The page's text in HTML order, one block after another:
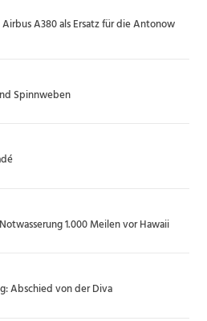
A380 als Ersatz für die Antonow
Spinnweben
1.000 Meilen vor Hawaii
Abschied von der Diva